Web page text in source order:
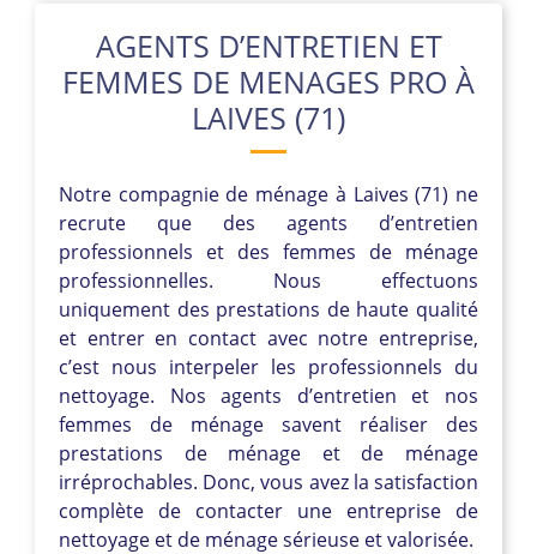
AGENTS D’ENTRETIEN ET
FEMMES DE MENAGES PRO À
LAIVES (71)
Notre compagnie de ménage à Laives (71) ne
recrute que des agents d’entretien
professionnels et des femmes de ménage
professionnelles. Nous effectuons
uniquement des prestations de haute qualité
et entrer en contact avec notre entreprise,
c’est nous interpeler les professionnels du
nettoyage. Nos agents d’entretien et nos
femmes de ménage savent réaliser des
prestations de ménage et de ménage
irréprochables. Donc, vous avez la satisfaction
complète de contacter une entreprise de
nettoyage et de ménage sérieuse et valorisée.